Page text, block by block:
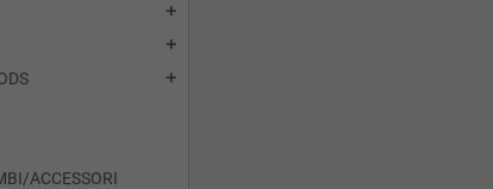
add
add
add
ACCESSORI